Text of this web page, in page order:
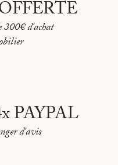
300€ d'achat
PAYPAL
d'avis